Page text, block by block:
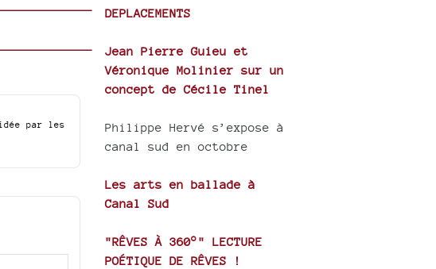
par les
DEPLACEMENTS
Jean Pierre Guieu et
Véronique Molinier sur un
concept de Cécile Tinel
Philippe Hervé s’expose à
canal sud en octobre
Les arts en ballade à
Canal Sud
"RÊVES À 360°" LECTURE
POÉTIQUE DE RÊVES !